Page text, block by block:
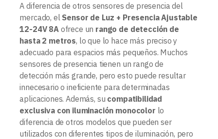
A diferencia de otros sensores de presencia del
mercado, el Sensor de Luz + Presencia Ajustable
12-24V 8Aofrece un rango de detección de
hasta 2 metros, lo que lo hace más preciso y
adecuado para espacios más pequeños. Muchos
sensores de presencia tienen un rango de
detección más grande, pero esto puede resultar
innecesario o ineficiente para determinadas
aplicaciones. Además, su compatibilidad
exclusiva con iluminación monocolor lo
diferencia de otros modelos que pueden ser
utilizados con diferentes tipos de iluminación, pero